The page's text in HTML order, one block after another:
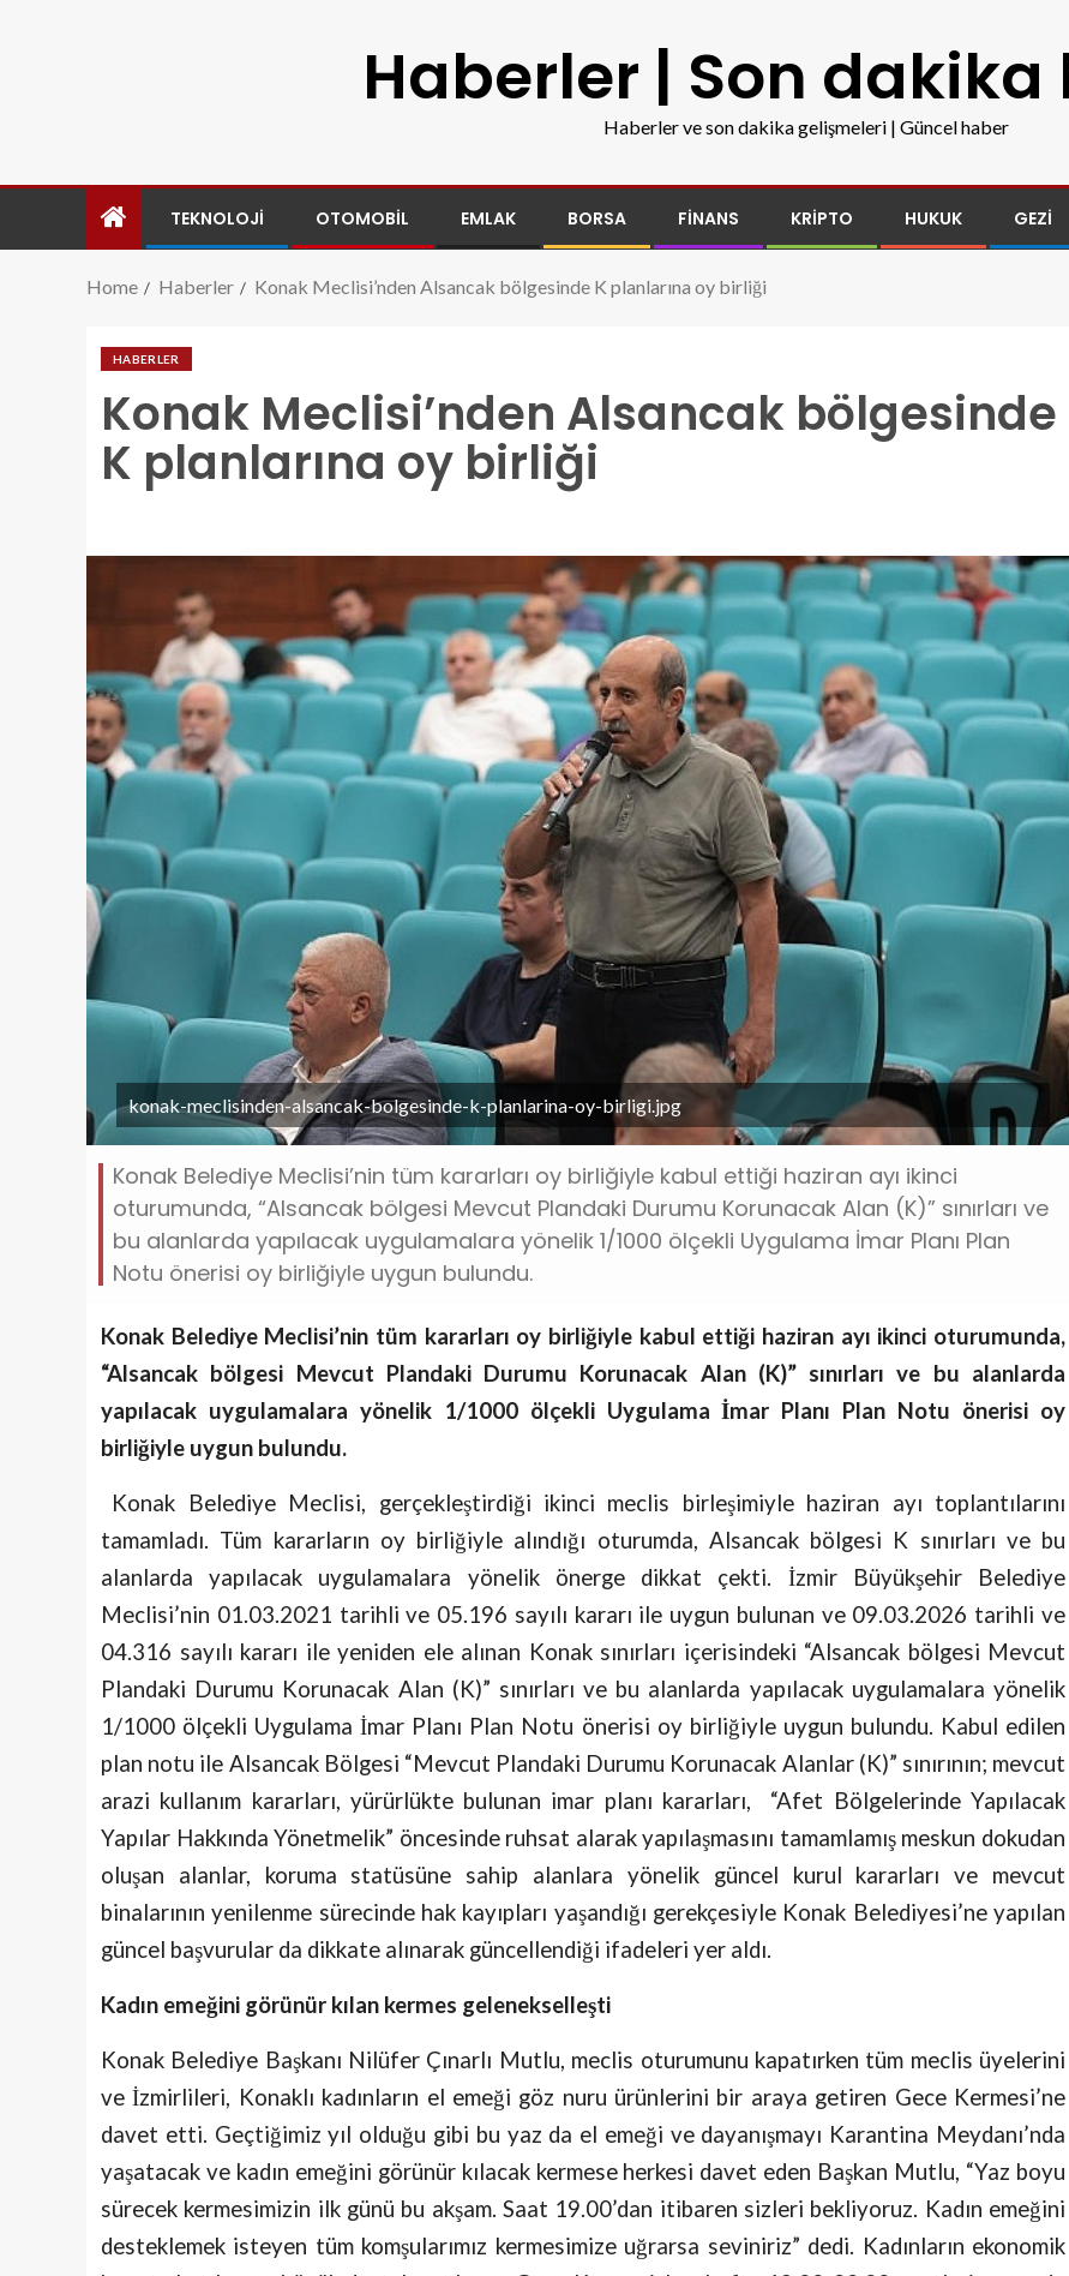
Haberler | Son
Haberler ve son dakika gelişmeleri | Güncel haber
TEKNOLOJI OTOMOBIL EMLAK BORSA FINANS KRIPTO HUKUK GEZI
Home Haberler Konak Meclisi’nden Alsancak bölgesinde K planlarına oy birliği
HABERLER
Konak Meclisi’nden Alsancak bölgesinde
K planlarına oy birliği
konak-meclisinden-alsancak-bolgesinde-k-planlarina-oy-birligi.jpg
Konak Belediye Meclisi’nin tüm kararları oy birliğiyle kabul ettiği haziran ayı ikinci
oturumunda, “Alsancak bölgesi Mevcut Plandaki Durumu Korunacak Alan (K)” sınırları ve
bu alanlarda yapılacak uygulamalara yönelik 1/1000 ölçekli Uygulama İmar Planı Plan
Notu önerisi oy birliğiyle uygun bulundu.
Konak Belediye Meclisi’nin tüm kararları oy birliğiyle kabul ettiği haziran ayı ikinci oturumunda,
“Alsancak bölgesi Mevcut Plandaki Durumu Korunacak Alan (K)” sınırları ve bu alanlarda
yapılacak uygulamalara yönelik 1/1000 ölçekli Uygulama İmar Planı Plan Notu önerisi oy
birliğiyle uygun bulundu.
Konak Belediye Meclisi, gerçekleştirdiği ikinci meclis birleşimiyle haziran ayı toplantılarını
tamamladı. Tüm kararların oy birliğiyle alındığı oturumda, Alsancak bölgesi K sınırları ve bu
alanlarda yapılacak uygulamalara yönelik önerge dikkat çekti. İzmir Büyükşehir Belediye
Meclisi’nin 01.03.2021 tarihli ve 05.196 sayılı kararı ile uygun bulunan ve 09.03.2026 tarihli ve
04.316 sayılı kararı ile yeniden ele alınan Konak sınırları içerisindeki “Alsancak bölgesi Mevcut
Plandaki Durumu Korunacak Alan (K)” sınırları ve bu alanlarda yapılacak uygulamalara yönelik
1/1000 ölçekli Uygulama İmar Planı Plan Notu önerisi oy birliğiyle uygun bulundu. Kabul edilen
plan notu ile Alsancak Bölgesi “Mevcut Plandaki Durumu Korunacak Alanlar (K)” sınırının; mevcut
arazi kullanım kararları, yürürlükte bulunan imar planı kararları, “Afet Bölgelerinde Yapılacak
Yapılar Hakkında Yönetmelik” öncesinde ruhsat alarak yapılaşmasını tamamlamış meskun dokudan
oluşan alanlar, koruma statüsüne sahip alanlara yönelik güncel kurul kararları ve mevcut
binalarının yenilenme sürecinde hak kayıpları yaşandığı gerekçesiyle Konak Belediyesi’ne yapılan
güncel başvurular da dikkate alınarak güncellendiği ifadeleri yer aldı.
Kadın emeğini görünür kılan kermes gelenekselleşti
Konak Belediye Başkanı Nilüfer Çınarlı Mutlu, meclis oturumunu kapatırken tüm meclis üyelerini
ve İzmirlileri, Konaklı kadınların el emeği göz nuru ürünlerini bir araya getiren Gece Kermesi’ne
davet etti. Geçtiğimiz yıl olduğu gibi bu yaz da el emeği ve dayanışmayı Karantina Meydanı’nda
yaşatacak ve kadın emeğini görünür kılacak kermese herkesi davet eden Başkan Mutlu, “Yaz boyu
sürecek kermesimizin ilk günü bu akşam. Saat 19.00’dan itibaren sizleri bekliyoruz. Kadın emeğini
desteklemek isteyen tüm komşularımız kermesimize uğrarsa seviniriz” dedi. Kadınların ekonomik